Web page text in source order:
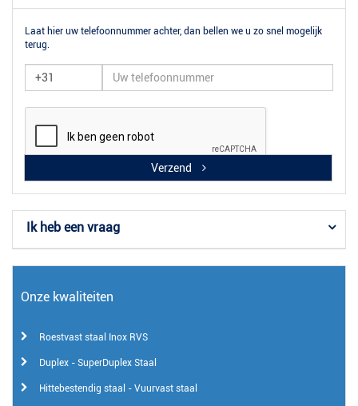
Laat hier uw telefoonnummer achter, dan bellen we u zo snel mogelijk
terug.
Verzend
Ik heb een vraag
Onze kwaliteiten
Roestvast staal Inox RVS
Duplex - SuperDuplex Staal
Hittebestendig staal - Vuurvast staal